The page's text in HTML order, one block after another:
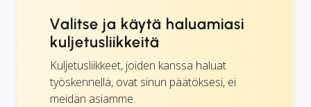
Valitse ja käytä haluamiasi
kuljetusliikkeitä
Kuljetusliikkeet, joiden kanssa haluat
työskennellä, ovat sinun päätöksesi, ei
meidän asiamme.